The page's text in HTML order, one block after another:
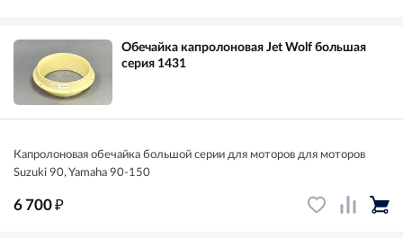
Обечайка капролоновая Jet Wolf большая
серия 1431
Капролоновая обечайка большой серии для моторов для моторов
Suzuki 90, Yamaha 90-150
6 700₽